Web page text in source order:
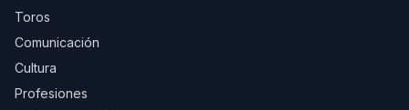
Toros
Comunicación
Cultura
Profesiones